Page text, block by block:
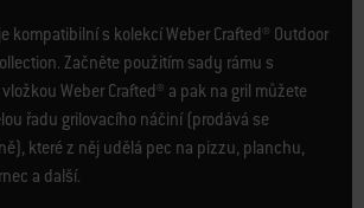
kompatibilní s kolekcí Weber Crafted® Outdoor
Začněte použitím sady rámu s
Weber Crafted® a pak na gril můžete
řadu grilovacího náčiní (prodává se
které z něj udělá pec na pizzu, planchu,
a další.